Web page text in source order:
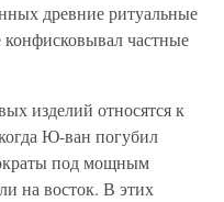
древние ритуальные
частные
изделий относятся к
Ю-ван погубил
под мощным
на восток. В этих